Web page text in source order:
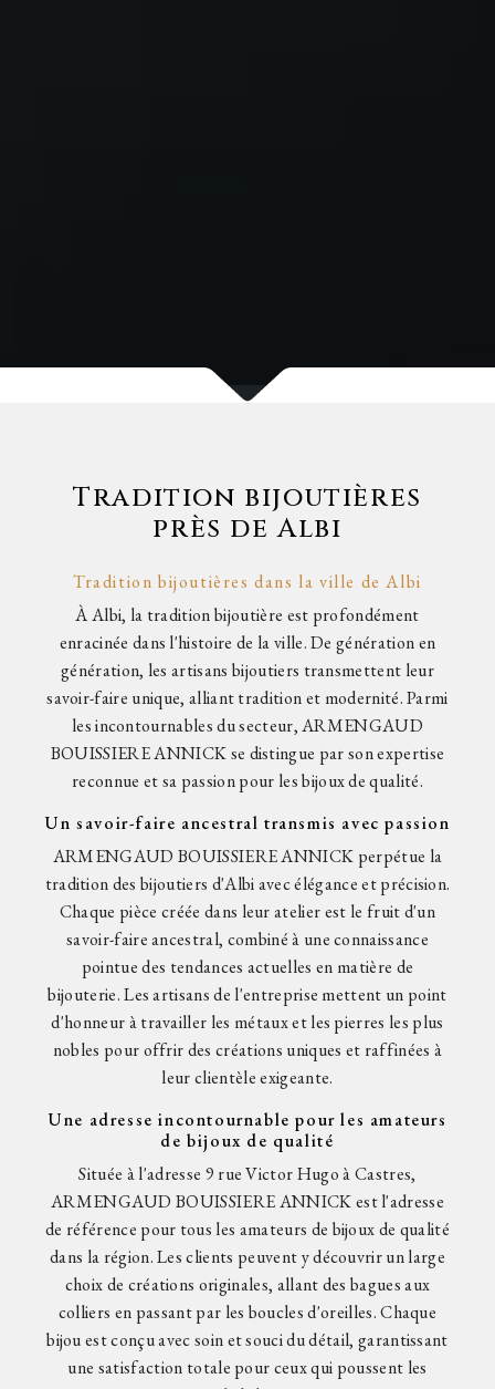
Tradition bijoutières
près de Albi
Tradition bijoutières dans la ville de Albi
À Albi, la tradition bijoutière est profondément
enracinée dans l'histoire de la ville. De génération en
génération, les artisans bijoutiers transmettent leur
savoir-faire unique, alliant tradition et modernité. Parmi
les incontournables du secteur, ARMENGAUD
BOUISSIERE ANNICK se distingue par son expertise
reconnue et sa passion pour les bijoux de qualité.
Un savoir-faire ancestral transmis avec passion
ARMENGAUD BOUISSIERE ANNICK perpétue la
tradition des bijoutiers d'Albi avec élégance et précision.
Chaque pièce créée dans leur atelier est le fruit d'un
savoir-faire ancestral, combiné à une connaissance
pointue des tendances actuelles en matière de
bijouterie. Les artisans de l'entreprise mettent un point
d'honneur à travailler les métaux et les pierres les plus
nobles pour offrir des créations uniques et raffinées à
leur clientèle exigeante.
Une adresse incontournable pour les amateurs
de bijoux de qualité
Située à l'adresse 9 rue Victor Hugo à Castres,
ARMENGAUD BOUISSIERE ANNICK est l'adresse
de référence pour tous les amateurs de bijoux de qualité
dans la région. Les clients peuvent y découvrir un large
choix de créations originales, allant des bagues aux
colliers en passant par les boucles d'oreilles. Chaque
bijou est conçu avec soin et souci du détail, garantissant
une satisfaction totale pour ceux qui poussent les